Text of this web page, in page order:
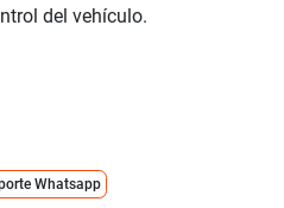
del vehículo.
Whatsapp